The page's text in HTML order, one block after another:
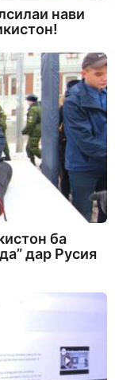
нави
ба
дар Русия